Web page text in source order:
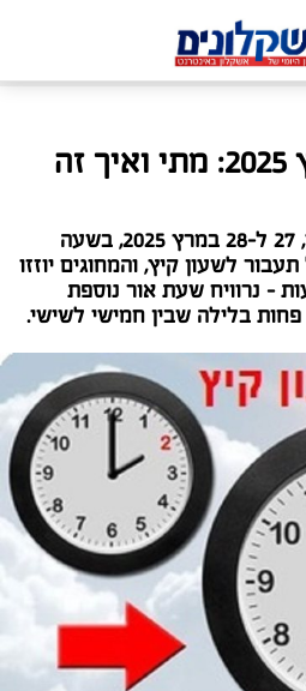
מזיזים לשעון קיץ 2025: מתי ואיך זה
בלילה שבין חמישי לשישי, 27 ל-28 במרץ 2025, בשעה
תעבור לשעון קיץ, והמחוגים יוזזו
– נרוויח שעת אור נוספת
בלילה שבין חמישי לשישי.